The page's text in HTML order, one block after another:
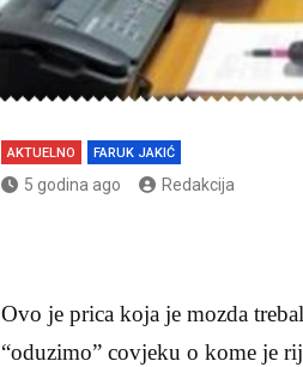
AKTUELNO FARUK JAKIĆ
5 godina ago Redakcija
Ovo je prica koja je mozda
“oduzimo” covjeku o kome je